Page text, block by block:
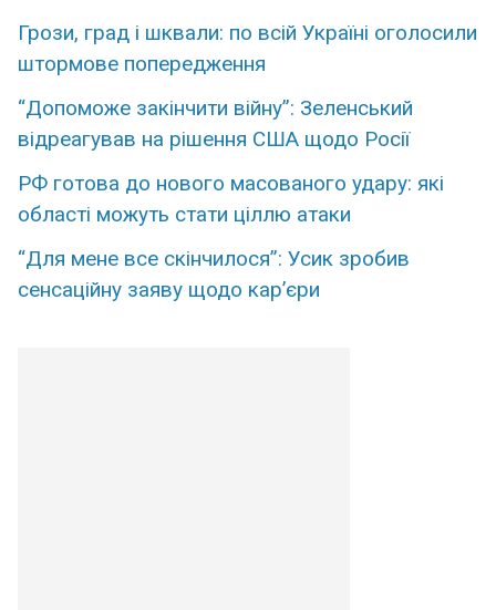
Грози, град і шквали: по всій Україні оголосили
штормове попередження
“Допоможе закінчити війну”: Зеленський
відреагував на рішення США щодо Росії
РФ готова до нового масованого удару: які
області можуть стати ціллю атаки
“Для мене все скінчилося”: Усик зробив
сенсаційну заяву щодо кар’єри